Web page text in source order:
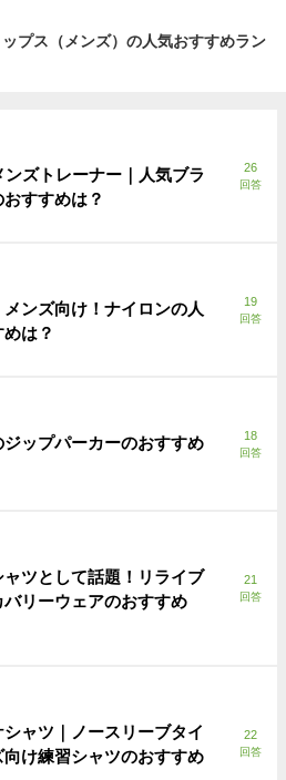
プス（メンズ） の人気おすすめラン
ンズトレーナー｜人気ブラ
すすめは？
26
回答
ンズ向け！ナイロンの人
は？
19
回答
ジップパーカーのおすすめ
18
回答
ャツとして話題！リライブ
リーウェアのおすすめ
21
回答
ャツ｜ノースリーブタイ
向け練習シャツのおすすめ
22
回答